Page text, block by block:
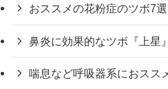
おススメの花粉症のツボ7選
鼻炎に効果的なツボ『上星』
喘息など呼吸器系におスス